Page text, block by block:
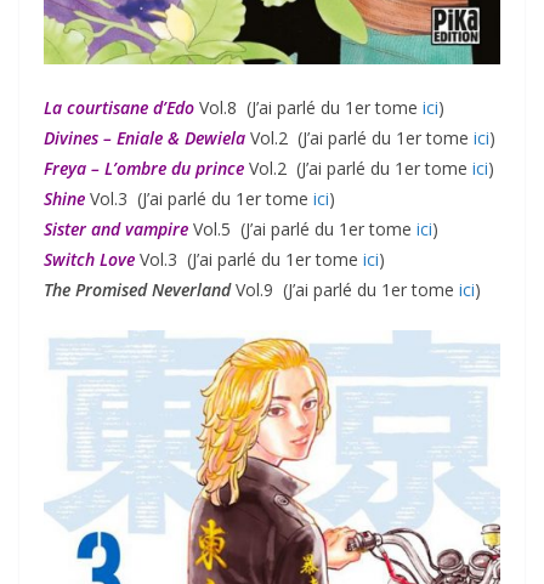
La courtisane d’Edo Vol.8 (J’ai parlé du 1er tome ici)
Divines – Eniale & Dewiela Vol.2 (J’ai parlé du 1er tome ici)
Freya – L’ombre du prince Vol.2 (J’ai parlé du 1er tome ici)
Shine Vol.3 (J’ai parlé du 1er tome ici)
Sister and vampire Vol.5 (J’ai parlé du 1er tome ici)
Switch Love Vol.3 (J’ai parlé du 1er tome ici)
The Promised Neverland Vol.9 (J’ai parlé du 1er tome ici)